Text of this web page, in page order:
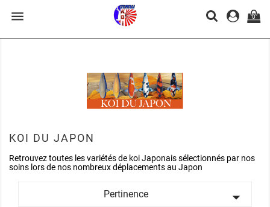
 0
KOI DU JAPON
Retrouvez toutes les variétés de koi Japonais sélectionnés par nos
soins lors de nos nombreux déplacements au Japon
Pertinence 